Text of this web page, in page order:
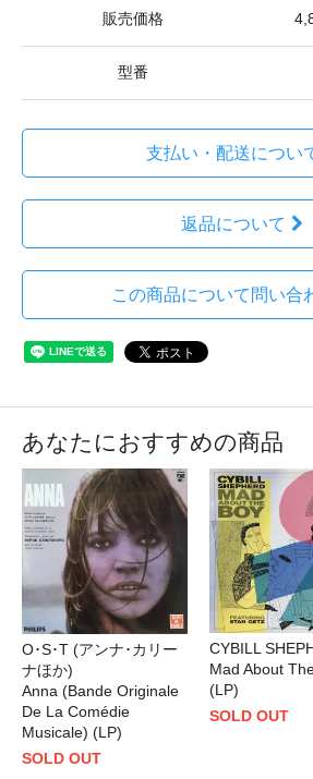
販売価格
型番
支払い・配送につい
返品について
この商品について問い合
あなたにおすすめの商品
O･S･T (アンナ･カリー
ナほか)
Anna (Bande Originale
De La Comédie
Musicale) (LP)
SOLD OUT
CYBILL
Mad About
(LP)
SOLD OUT